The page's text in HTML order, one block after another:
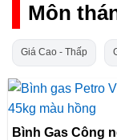
Môn
Giá Cao - Thấp
Bình Gas Công